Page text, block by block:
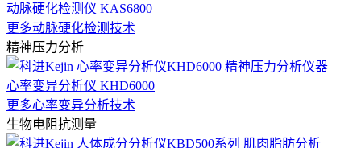
动脉硬化检测仪 KAS6800
更多动脉硬化检测技术
精神压力分析
心率变异分析仪 KHD6000
更多心率变异分析技术
生物电阻抗测量